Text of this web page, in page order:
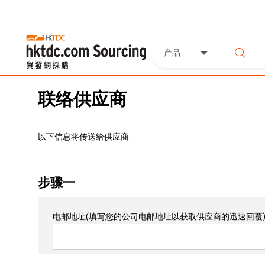
产品
联络供应商
以下信息将传送给供应商:
步骤一
电邮地址(填写您的公司电邮地址以获取供应商的迅速回覆)